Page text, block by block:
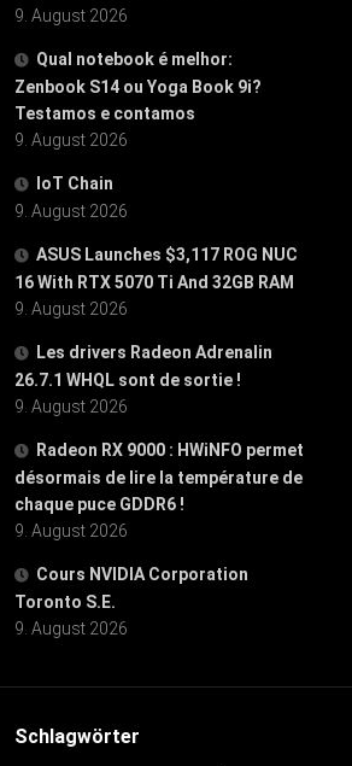
9. August 2026
Qual notebook é melhor:
Zenbook S14 ou Yoga Book 9i?
Testamos e contamos
9. August 2026
IoT Chain
9. August 2026
ASUS Launches $3,117 ROG NUC
16 With RTX 5070 Ti And 32GB RAM
9. August 2026
Les drivers Radeon Adrenalin
26.7.1 WHQL sont de sortie !
9. August 2026
Radeon RX 9000 : HWiNFO permet
désormais de lire la température de
chaque puce GDDR6 !
9. August 2026
Cours NVIDIA Corporation
Toronto S.E.
9. August 2026
Schlagwörter